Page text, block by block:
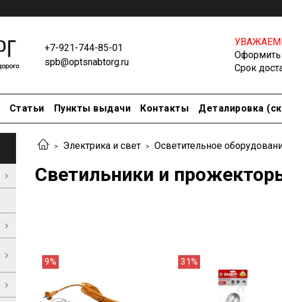
+7-921-744-85-01
spb@optsnabtorg.ru
Оформить
Срок
Статьи Пункты выдачи Контакты Деталировка
Электрика и свет Осветительное
Светильники и
9% 31%